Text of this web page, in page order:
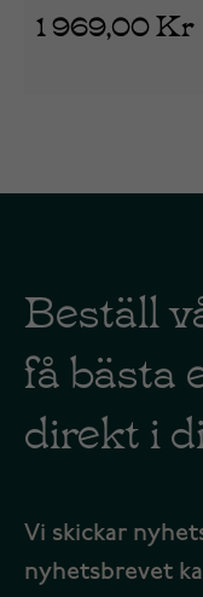
1 969,00 Kr
Beställ
få bästa
direkt i
Vi skickar
nyhetsbrevet